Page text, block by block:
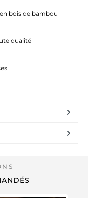
bois de bambou
qualité